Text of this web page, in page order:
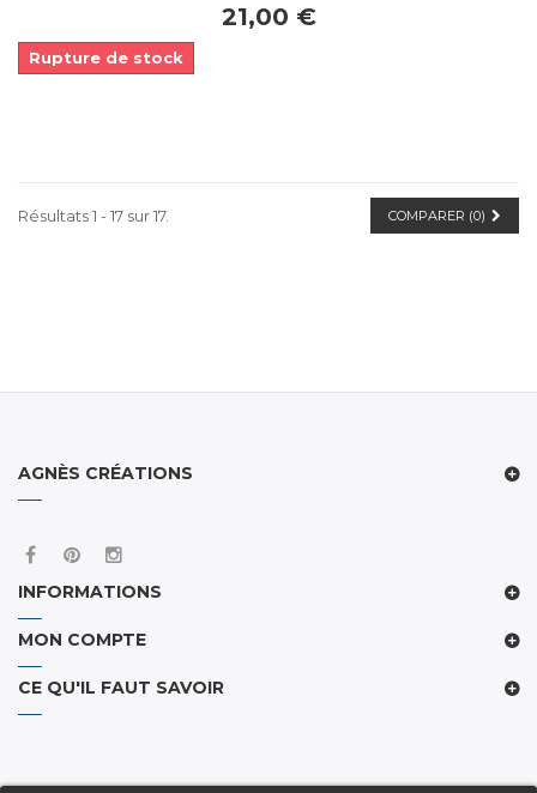
21,00 €
Rupture de stock
COMPARER (0)
Résultats 1 - 17 sur 17.
AGNÈS CRÉATIONS
INFORMATIONS
MON COMPTE
CE QU'IL FAUT SAVOIR